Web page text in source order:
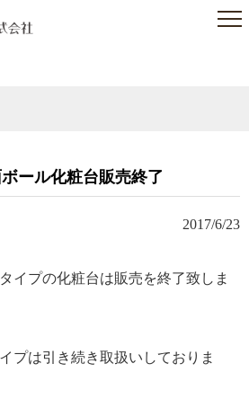
ール化粧台販売終了
2017/6/23
イプの化粧台は販売を終了致しま
プは引き続き取扱いしておりま